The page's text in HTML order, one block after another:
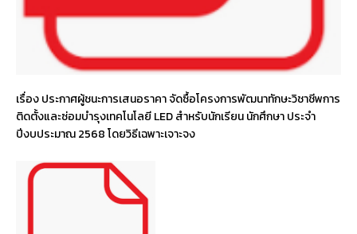
เรื่อง ประกาศผู้ชนะการเสนอราคา จัดซื้อโครงการพัฒนาทักษะวิชาชีพการ
ติดตั้งและซ่อมบำรุงเทคโนโลยี LED สำหรับนักเรียน นักศึกษา ประจำ
ปีงบประมาณ 2568 โดยวิธีเฉพาะเจาะจง